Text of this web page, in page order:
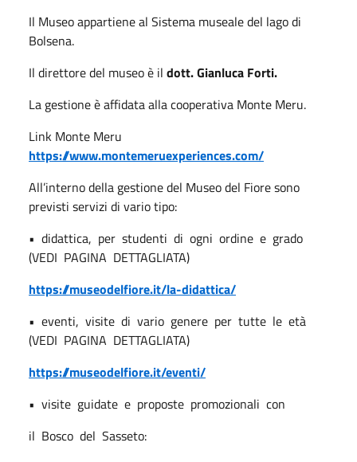
Il Museo appartiene al Sistema museale del lago di
Bolsena.
Il direttore del museo è il dott. Gianluca Forti.
La gestione è affidata alla cooperativa Monte Meru.
Link Monte Meru
https://www.montemeruexperiences.com/
All’interno della gestione del Museo del Fiore sono
previsti servizi di vario tipo:
• didattica, per studenti di ogni ordine e grado
(VEDI PAGINA DETTAGLIATA)
https://museodelfiore.it/la-didattica/
• eventi, visite di vario genere per tutte le età
(VEDI PAGINA DETTAGLIATA)
https://museodelfiore.it/eventi/
• visite guidate e proposte promozionali con
il Bosco del Sasseto: